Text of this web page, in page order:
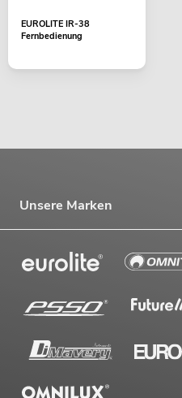
EUROLITE IR-38
Fernbedienung
Unsere Marken